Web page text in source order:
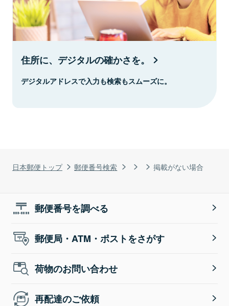
日本郵便トップ 郵便番号検索 掲載がない場合
住所に、デジタルの確かさを。
デジタルアドレスで入力も検索もスムーズに。
郵便番号を調べる
郵便局・ATM・ポストをさがす
荷物のお問い合わせ
再配達のご依頼